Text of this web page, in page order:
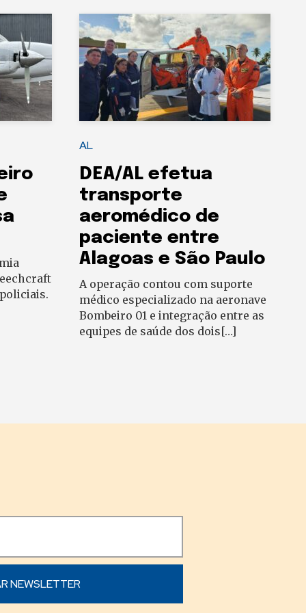
AL
DEA/AL efetua
transporte
aeromédico de
paciente entre
Alagoas e São Paulo
A operação contou com suporte
médico especializado na aeronave
Bombeiro 01 e integração entre as
equipes de saúde dos dois[…]